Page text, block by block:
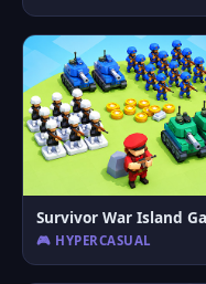
🎮 HYPERCASUAL